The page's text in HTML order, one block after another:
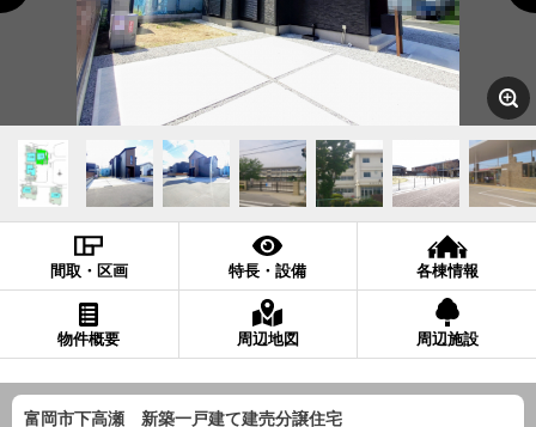
間取・区画 特長・設備 各棟情報
物件概要 周辺地図 周辺施設
富岡市下高瀬 新築一戸建て建売分譲住宅